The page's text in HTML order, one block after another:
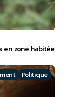
en zone habitée
Politique